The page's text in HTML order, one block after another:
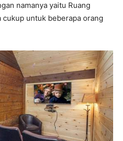
namanya yaitu Ruang
cukup untuk beberapa orang